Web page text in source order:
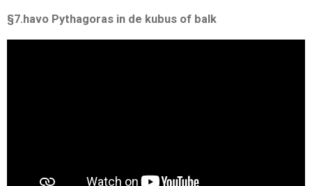
§7.havo Pythagoras in de kubus of balk